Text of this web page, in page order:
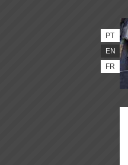
PT
EN
FR